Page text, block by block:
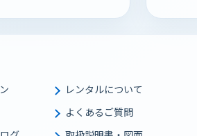
レンタルについて
よくあるご質問